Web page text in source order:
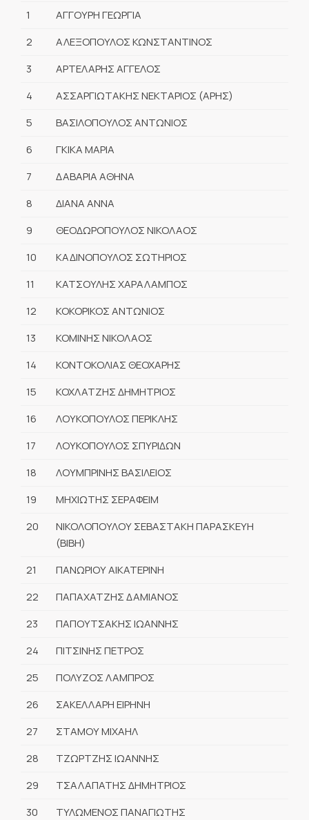
1
ΑΓΓΟΥΡΗ ΓΕΩΡΓΙΑ
2
ΑΛΕΞΟΠΟΥΛΟΣ ΚΩΝΣΤΑΝΤΙΝΟΣ
3
ΑΡΤΕΛΑΡΗΣ ΑΓΓΕΛΟΣ
4
ΑΣΣΑΡΓΙΩΤΑΚΗΣ ΝΕΚΤΑΡΙΟΣ (ΑΡΗΣ)
5
ΒΑΣΙΛΟΠΟΥΛΟΣ ΑΝΤΩΝΙΟΣ
6
ΓΚΙΚΑ ΜΑΡΙΑ
7
ΔΑΒΑΡΙΑ ΑΘΗΝΑ
8
ΔΙΑΝΑ ΑΝΝΑ
9
ΘΕΟΔΩΡΟΠΟΥΛΟΣ ΝΙΚΟΛΑΟΣ
10
ΚΑΔΙΝΟΠΟΥΛΟΣ ΣΩΤΗΡΙΟΣ
11
ΚΑΤΣΟΥΛΗΣ ΧΑΡΑΛΑΜΠΟΣ
12
ΚΟΚΟΡΙΚΟΣ ΑΝΤΩΝΙΟΣ
13
ΚΟΜΙΝΗΣ ΝΙΚΟΛΑΟΣ
14
ΚΟΝΤΟΚΟΛΙΑΣ ΘΕΟΧΑΡΗΣ
15
ΚΟΧΛΑΤΖΗΣ ΔΗΜΗΤΡΙΟΣ
16
ΛΟΥΚΟΠΟΥΛΟΣ ΠΕΡΙΚΛΗΣ
17
ΛΟΥΚΟΠΟΥΛΟΣ ΣΠΥΡΙΔΩΝ
18
ΛΟΥΜΠΡΙΝΗΣ ΒΑΣΙΛΕΙΟΣ
19
ΜΗΧΙΩΤΗΣ ΣΕΡΑΦΕΙΜ
20
ΝΙΚΟΛΟΠΟΥΛΟΥ ΣΕΒΑΣΤΑΚΗ ΠΑΡΑΣΚΕΥΗ
(ΒΙΒΗ)
21
ΠΑΝΩΡΙΟΥ ΑΙΚΑΤΕΡΙΝΗ
22
ΠΑΠΑΧΑΤΖΗΣ ΔΑΜΙΑΝΟΣ
23
ΠΑΠΟΥΤΣΑΚΗΣ ΙΩΑΝΝΗΣ
24
ΠΙΤΣΙΝΗΣ ΠΕΤΡΟΣ
25
ΠΟΛΥΖΟΣ ΛΑΜΠΡΟΣ
26
ΣΑΚΕΛΛΑΡΗ ΕΙΡΗΝΗ
27
ΣΤΑΜΟΥ ΜΙΧΑΗΛ
28
ΤΖΩΡΤΖΗΣ ΙΩΑΝΝΗΣ
29
ΤΣΑΛΑΠΑΤΗΣ ΔΗΜΗΤΡΙΟΣ
30
ΤΥΛΩΜΕΝΟΣ ΠΑΝΑΓΙΩΤΗΣ